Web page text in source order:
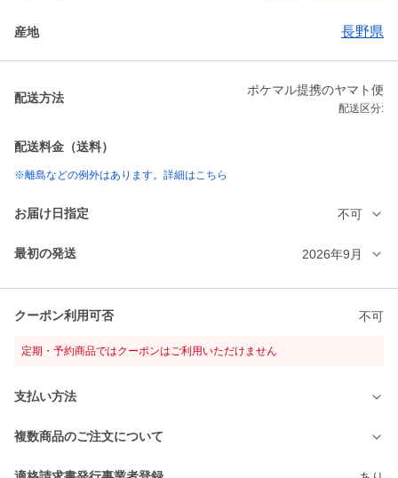
産地 長野県
配送方法
ポケマル提携のヤマト便
配送区分:
配送料金（送料）
※離島などの例外はあります。詳細はこちら
お届け日指定 不可
最初の発送 2026年9月
クーポン利用可否 不可
定期・予約商品ではクーポンはご利用いただけません
支払い方法
複数商品のご注文について